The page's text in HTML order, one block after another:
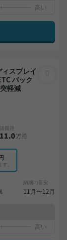
バック
軽減
諸費用
11.0万円
。
納期の目安
11月〜12月